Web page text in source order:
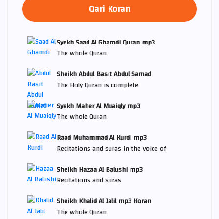
Qari Koran
Syekh Saad Al Ghamdi Quran mp3
The whole Quran
Sheikh Abdul Basit Abdul Samad
The Holy Quran is complete
Syekh Maher Al Muaiqly mp3
The whole Quran
Raad Muhammad Al Kurdi mp3
Recitations and suras in the voice of
Sheikh Hazaa Al Balushi mp3
Recitations and suras
Sheikh Khalid Al Jalil mp3 Koran
The whole Quran